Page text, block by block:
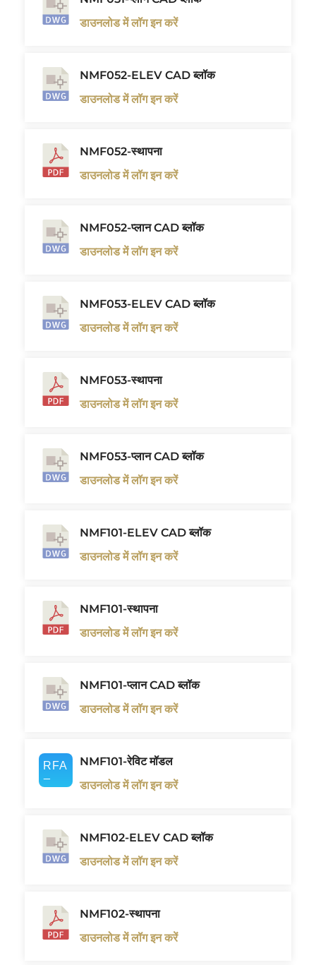
डाउनलोड में लॉग इन करें
NMF052-ELEV CAD ब्लॉक
डाउनलोड में लॉग इन करें
NMF052-स्थापना
डाउनलोड में लॉग इन करें
NMF052-प्लान CAD ब्लॉक
डाउनलोड में लॉग इन करें
NMF053-ELEV CAD ब्लॉक
डाउनलोड में लॉग इन करें
NMF053-स्थापना
डाउनलोड में लॉग इन करें
NMF053-प्लान CAD ब्लॉक
डाउनलोड में लॉग इन करें
NMF101-ELEV CAD ब्लॉक
डाउनलोड में लॉग इन करें
NMF101-स्थापना
डाउनलोड में लॉग इन करें
NMF101-प्लान CAD ब्लॉक
डाउनलोड में लॉग इन करें
NMF101-रेविट मॉडल
डाउनलोड में लॉग इन करें
NMF102-ELEV CAD ब्लॉक
डाउनलोड में लॉग इन करें
NMF102-स्थापना
डाउनलोड में लॉग इन करें